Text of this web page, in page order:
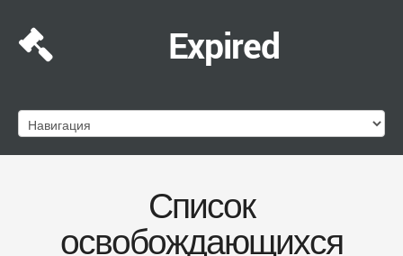
Expired
Список
освобождающихся